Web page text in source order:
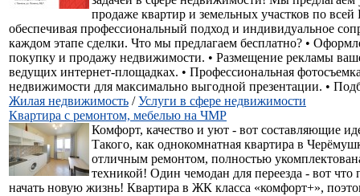
продаже квартир и земельных участков по всей
обеспечивая профессиональный подход и индивидуальное
каждом этапе сделки. Что мы предлагаем бесплатно? •
покупку и продажу недвижимости. • Размещение рекламы
ведущих интернет-площадках. • Профессиональная
недвижимости для максимально выгодной презентации. •
Жилая недвижимость /Услуги в сфере недвижимости
Квартира с ремонтом, мебелью на ЧМР
Комфорт, качество и уют - вот составляющие
Такого, как однокомнатная квартира в
отличным ремонтом, полностью
техникой! Один чемодан для переезда - вот что
начать новую жизнь! Квартира в ЖК класса «комфорт+»,